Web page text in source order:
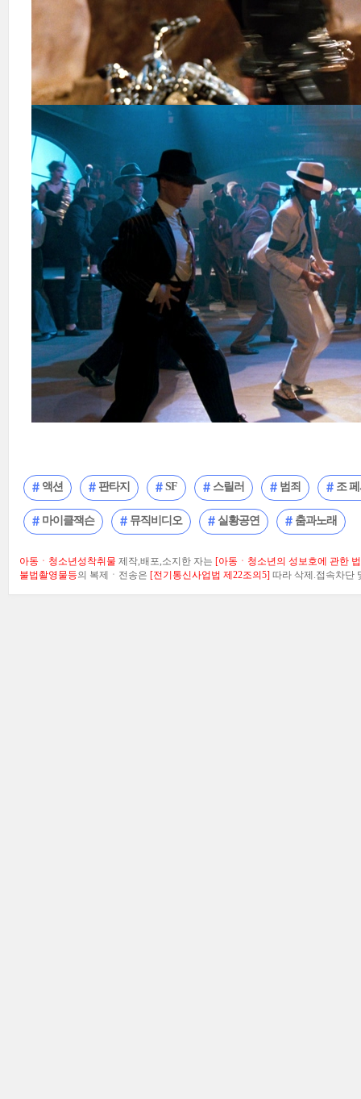
액션 판타지 SF 스릴러 범죄 조
마이클잭슨 뮤직비디오 실황공연 춤과노래
아동ㆍ청소년성착취물 제작,배포,소지한 자는 [아동ㆍ청소년의 성보호에 관한
불법촬영물등의 복제ㆍ전송은 [전기통신사업법 제22조의5] 따라 삭제.접속차단